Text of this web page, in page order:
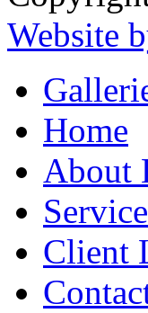
Website
Home
About
Client